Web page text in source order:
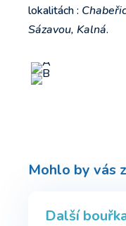
lokalitách :
Sázavou, Kalná.
Mohlo by vás
Další